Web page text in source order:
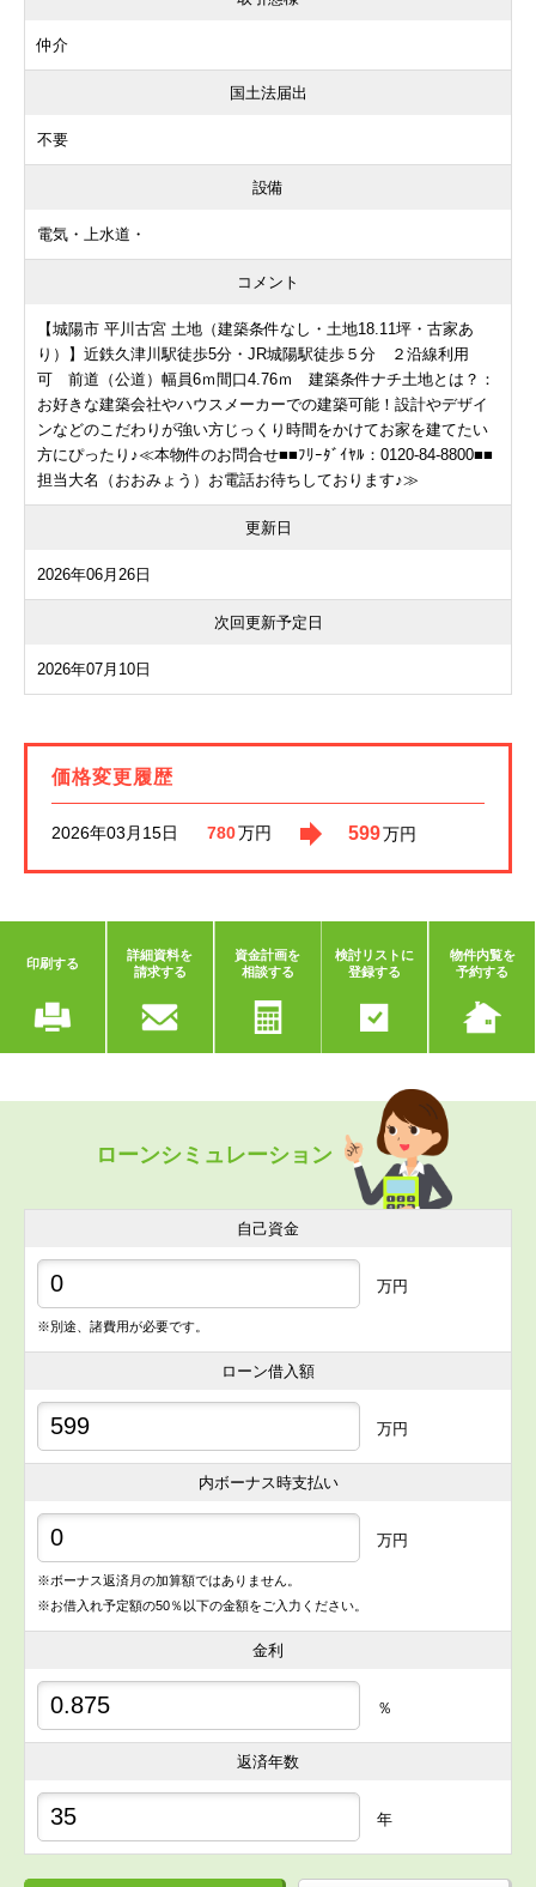
仲介
国土法届出
不要
設備
電気・上水道・
コメント
【城陽市 平川古宮 土地（建築条件なし・土地18.11坪・古家あ
り）】近鉄久津川駅徒歩5分・JR城陽駅徒歩５分 ２沿線利用
可 前道（公道）幅員6ｍ間口4.76ｍ 建築条件ナチ土地とは？：
お好きな建築会社やハウスメーカーでの建築可能！設計やデザイ
ンなどのこだわりが強い方じっくり時間をかけてお家を建てたい
方にぴったり♪≪本物件のお問合せ■■ﾌﾘｰﾀﾞｲﾔﾙ：0120-84-8800■■
担当大名（おおみょう）お電話お待ちしております♪≫
更新日
2026年06月26日
次回更新予定日
2026年07月10日
価格変更履歴
2026年03月15日 780万円 599万円
印刷する
詳細資料を
請求する
資金計画を
相談する
検討リストに
登録する
物件内覧を
予約する
ローンシミュレーション
自己資金
万円
※別途、諸費用が必要です。
ローン借入額
万円
内ボーナス時支払い
万円
※ボーナス返済月の加算額ではありません。
※お借入れ予定額の50％以下の金額をご入力ください。
金利
％
返済年数
年